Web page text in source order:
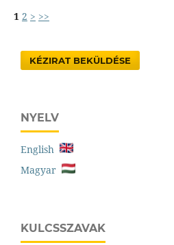
1 2 > >>
KÉZIRAT BEKÜLDÉSE
NYELV
English
Magyar
KULCSSZAVAK